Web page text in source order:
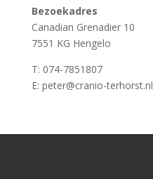
Bezoekadres
Canadian Grenadier 10
7551 KG Hengelo
T: 074-7851807
E: peter@cranio-terhorst.nl